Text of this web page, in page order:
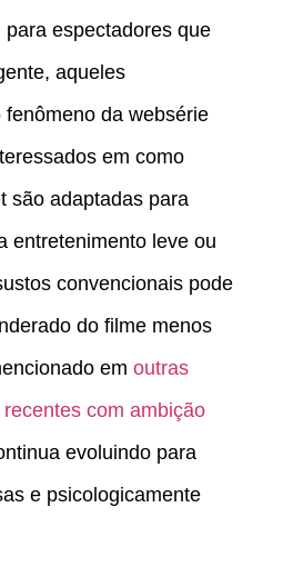
espectadores que
aqueles
da websérie
em como
são adaptadas para
entretenimento leve ou
convencionais pode
do filme menos
em outras
com ambição
evoluindo para
e psicologicamente